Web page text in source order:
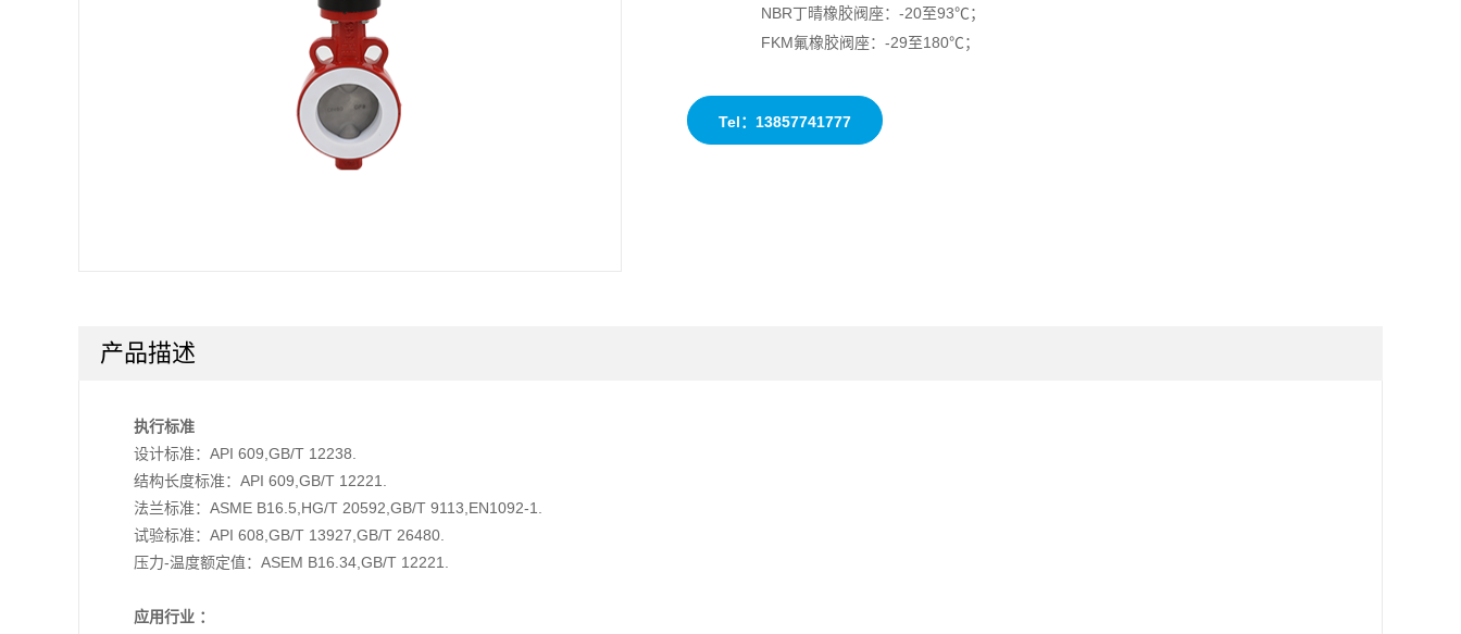
NBR丁晴橡胶阀座：-20至93℃；
FKM氟橡胶阀座：-29至180℃；
产品描述
执行标准
设计标准：API 609,GB/T 12238.
结构长度标准：API 609,GB/T 12221.
法兰标准：ASME B16.5,HG/T 20592,GB/T 9113,EN1092-1.
试验标准：API 608,GB/T 13927,GB/T 26480.
压力-温度额定值：ASEM B16.34,GB/T 12221.
应用行业 ：